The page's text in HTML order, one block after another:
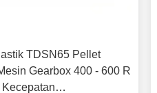
TDSN65 Pellet
Gearbox 400 - 600 R